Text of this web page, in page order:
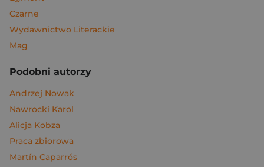
Czarne
Wydawnictwo Literackie
Mag
Podobni autorzy
Andrzej Nowak
Nawrocki Karol
Alicja Kobza
Praca zbiorowa
Martín Caparrós